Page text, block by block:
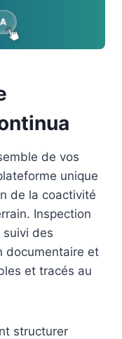
de vos
unique
de la coactivité
Inspection
suivi des
documentaire et
et tracés au
structurer